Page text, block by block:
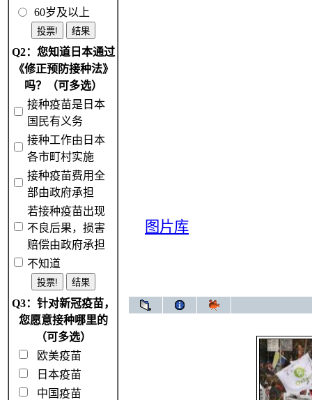
60岁及以上
Q2：您知道日本通过
《修正预防接种法》
吗？（可多选）
接种疫苗是日本
国民有义务
接种工作由日本
各市町村实施
接种疫苗费用全
部由政府承担
若接种疫苗出现
不良后果，损害
赔偿由政府承担
不知道
Q3：针对新冠疫苗，
您愿意接种哪里的
（可多选）
欧美疫苗
日本疫苗
中国疫苗
图片库